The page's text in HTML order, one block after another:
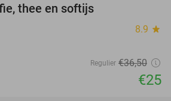
thee en softijs
8.9 star
Regulier €36,50
€25